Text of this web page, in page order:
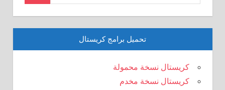
تحميل برامج كريستال
كريستال نسخة محمولة
كريستال نسخة مخدم